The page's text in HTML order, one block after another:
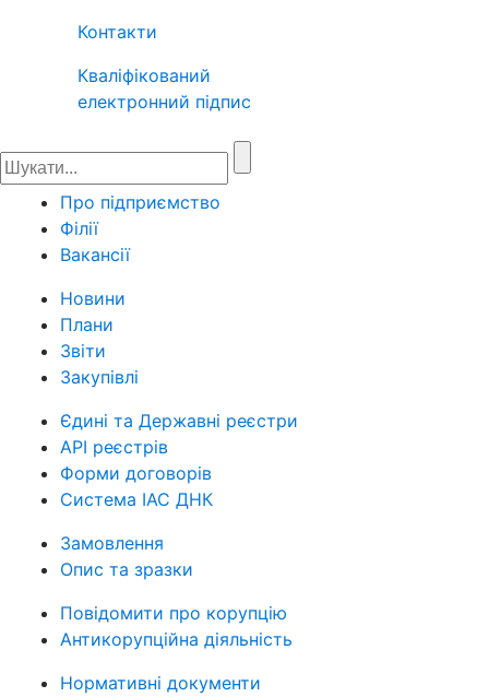
Контакти
Кваліфікований
електронний підпис
Про підприємство
Філії
Вакансії
Новини
Плани
Звіти
Закупівлі
Єдині та Державні реєстри
API реєстрів
Форми договорів
Система ІАС ДНК
Замовлення
Опис та зразки
Повідомити про корупцію
Антикорупційна діяльність
Нормативні документи